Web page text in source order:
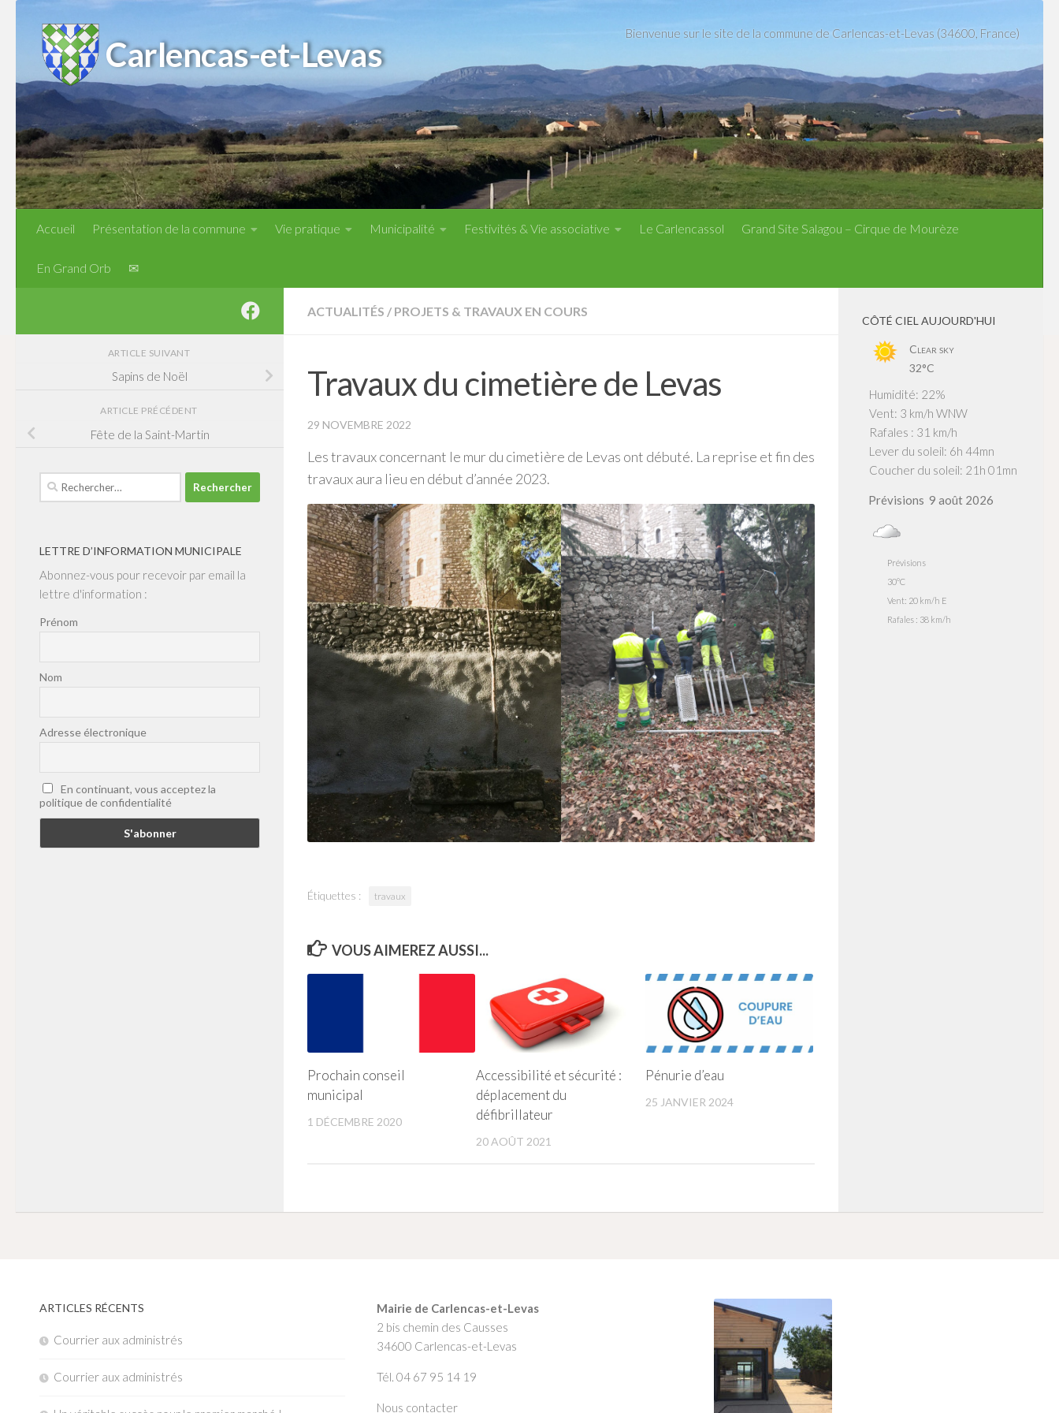
Skip to content
Carlencas-et-Levas
Bienvenue sur le site de la commune de Carlencas-et-Levas (34600, France)
Accueil Présentation de la commune Vie pratique Municipalité Festivités & Vie associative Le Carlencassol Grand Site Salagou – Cirque de Mourèze
En Grand Orb ✉
ACTUALITÉS / PROJETS & TRAVAUX EN COURS
Travaux du cimetière de Levas
29 NOVEMBRE 2022
Les travaux concernant le mur du cimetière de Levas ont débuté. La reprise et fin des
travaux aura lieu en début d’année 2023.
Étiquettes : travaux
VOUS AIMEREZ AUSSI...
Prochain conseil
municipal
1 DÉCEMBRE 2020
Accessibilité et sécurité :
déplacement du
défibrillateur
20 AOÛT 2021
Pénurie d’eau
25 JANVIER 2024
ARTICLE SUIVANT
Sapins de Noël
ARTICLE PRÉCÉDENT
Fête de la Saint-Martin
Rechercher :
LETTRE D’INFORMATION MUNICIPALE
Abonnez-vous pour recevoir par email la
lettre d'information :
Prénom
Nom
Adresse électronique
En continuant, vous acceptez la
politique de confidentialité
CÔTÉ CIEL AUJOURD'HUI
Clear sky
32°C
Humidité: 22%
Vent: 3 km/h WNW
Rafales : 31 km/h
Lever du soleil: 6h 44mn
Coucher du soleil: 21h 01mn
Prévisions 9 août 2026
Prévisions
30°C
Vent: 20 km/h E
Rafales : 38 km/h
ARTICLES RÉCENTS
Courrier aux administrés
Courrier aux administrés
Mairie de Carlencas-et-Levas
2 bis chemin des Causses
34600 Carlencas-et-Levas
Tél. 04 67 95 14 19
Nous contacter